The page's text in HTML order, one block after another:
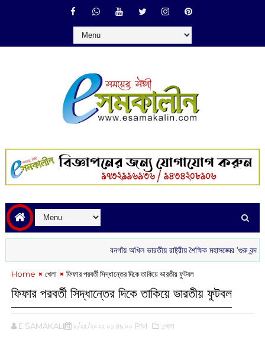
বনগাঁয় অখিল ভারতীয় রাষ্ট্রীয় শৈক্ষিক মহাসঙ্ঘের ‘গুরু বন্দন’ রাতে
Home খেলা ফিফার পরবর্তী সিদ্ধান্তের দিকে তাকিয়ে ভারতীয় ফুটবল
ফিফার পরবর্তী সিদ্ধান্তের দিকে তাকিয়ে ভারতীয় ফুটবল
E SAMAKALIN ৮/২৫/২০২২ ০১:৪৯:০০ PM ,খেলা